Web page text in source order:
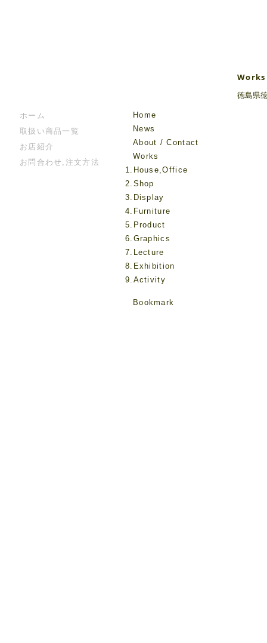
Home
News
About / Contact
Works
1.House,Office
2.Shop
3.Display
4.Furniture
5.Product
6.Graphics
7.Lecture
8.Exhibition
9.Activity
Bookmark
ホーム
取扱い商品一覧
お店紹介
お問合わせ,注文方法
徳島県